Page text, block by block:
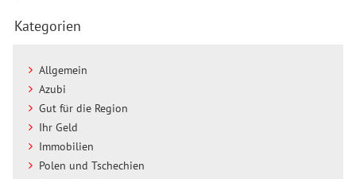
Kategorien
Allgemein
Azubi
Gut für die Region
Ihr Geld
Immobilien
Polen und Tschechien